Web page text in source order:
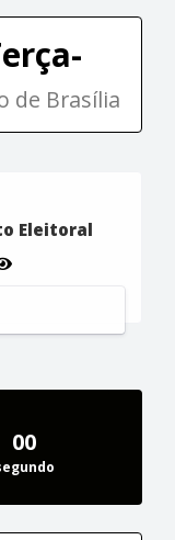
de Brasília
Eleitoral
00